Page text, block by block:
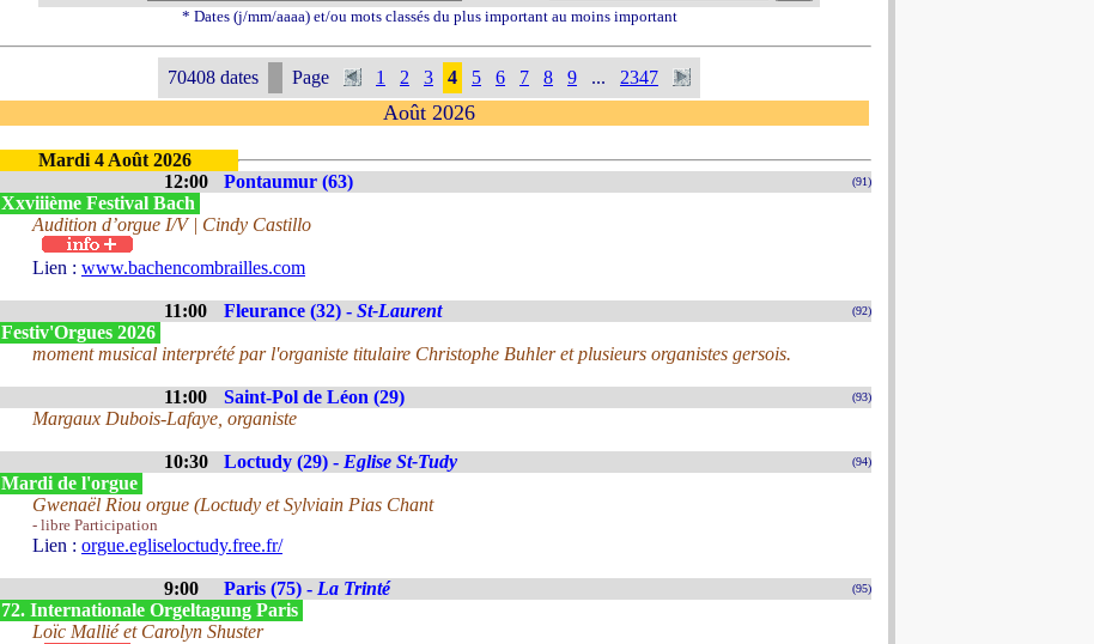
* Dates (j/mm/aaaa) et/ou mots classés du plus important au moins important
70408 dates Page 1 2 3 4 5 6 7 8 9 ... 2347
Août 2026
Mardi 4 Août 2026
12:00
Pontaumur (63) (91)
Xxviiième Festival Bach
Audition d’orgue I/V | Cindy Castillo
Lien : www.bachencombrailles.com
11:00 Fleurance (32) - St-Laurent (92)
Festiv'Orgues 2026
moment musical interprété par l'organiste titulaire Christophe Buhler et plusieurs organistes gersois.
11:00 Saint-Pol de Léon (29) (93)
Margaux Dubois-Lafaye, organiste
10:30 Loctudy (29) - Eglise St-Tudy (94)
Mardi de l'orgue
Gwenaël Riou orgue (Loctudy et Sylviain Pias Chant
- libre Participation
Lien : orgue.egliseloctudy.free.fr/
9:00 Paris (75) - La Trinté (95)
72. Internationale Orgeltagung Paris
Loïc Mallié et Carolyn Shuster